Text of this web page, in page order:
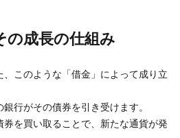
の成長の仕組み
このような「借金」によって成り立
行がその債券を引き受けます。
を買い取ることで、新たな通貨が発